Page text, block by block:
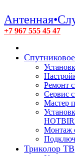
+7 967 555 45 47
Ремонт
Сервис
Мастер
Монтаж
Триколор ТВ